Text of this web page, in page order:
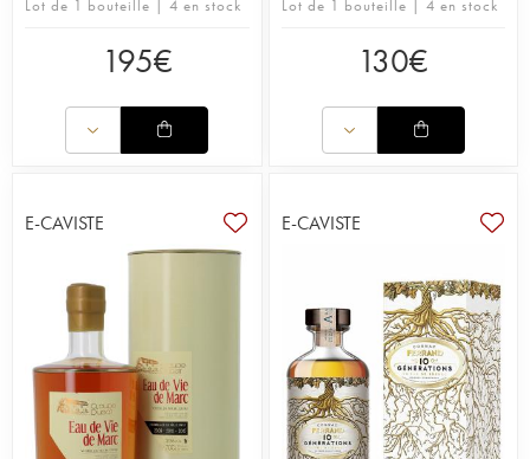
Lot de 1 bouteille | 4 en stock
195€
Lot de 1 bouteille | 4 en stock
130€
E-CAVISTE E-CAVISTE